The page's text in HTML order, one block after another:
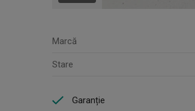
Marcă
Stare
Garanție